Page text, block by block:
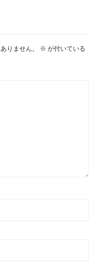
りません。 ※ が付いている